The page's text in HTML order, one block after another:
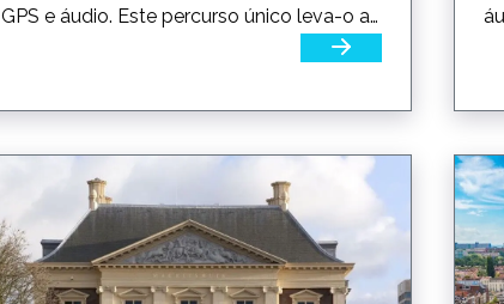
GPS e áudio. Este percurso único leva-o a